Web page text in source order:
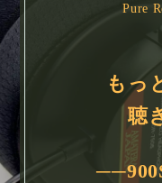
Pure
もっ
聴